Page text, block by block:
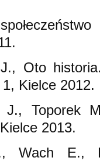
Oto
Kielce 2012.
J., Toporek
2013.
Wach E.,